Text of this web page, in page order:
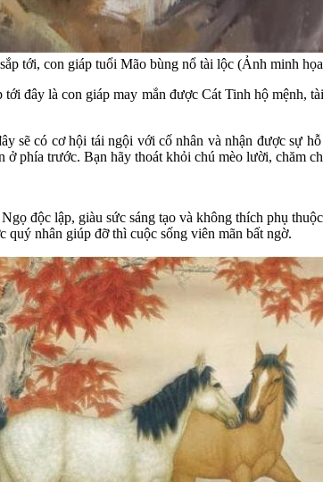
tới, con giáp tuổi Mão bùng nổ tài lộc (Ảnh minh
tới đây là con giáp may mắn được Cát Tinh hộ mệnh,
sẽ có cơ hội tái ngội với cố nhân và nhận được sự
ở phía trước. Bạn hãy thoát khỏi chú mèo lười, chăm
độc lập, giàu sức sáng tạo và không thích phụ
quý nhân giúp đỡ thì cuộc sống viên mãn bất ngờ.